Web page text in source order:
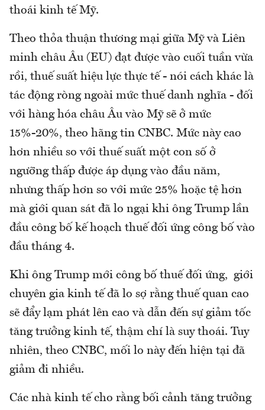
thoái kinh tế Mỹ.
Theo thỏa thuận thương mại giữa Mỹ và Liên
minh châu Âu (EU) đạt được vào cuối tuần vừa
rồi, thuế suất hiệu lực thực tế - nói cách khác là
tác động ròng ngoài mức thuế danh nghĩa - đối
với hàng hóa châu Âu vào Mỹ sẽ ở mức
15%-20%, theo hãng tin CNBC. Mức này cao
hơn nhiều so với thuế suất một con số ở
ngưỡng thấp được áp dụng vào đầu năm,
nhưng thấp hơn so với mức 25% hoặc tệ hơn
mà giới quan sát đã lo ngại khi ông Trump lần
đầu công bố kế hoạch thuế đối ứng công bố vào
đầu tháng 4.
Khi ông Trump mới công bố thuế đối ứng, giới
chuyên gia kinh tế đã lo sợ rằng thuế quan cao
sẽ đẩy lạm phát lên cao và dẫn đến sự giảm tốc
tăng trưởng kinh tế, thậm chí là suy thoái. Tuy
nhiên, theo CNBC, mối lo này đến hiện tại đã
giảm đi nhiều.
Các nhà kinh tế cho rằng bối cảnh tăng trưởng